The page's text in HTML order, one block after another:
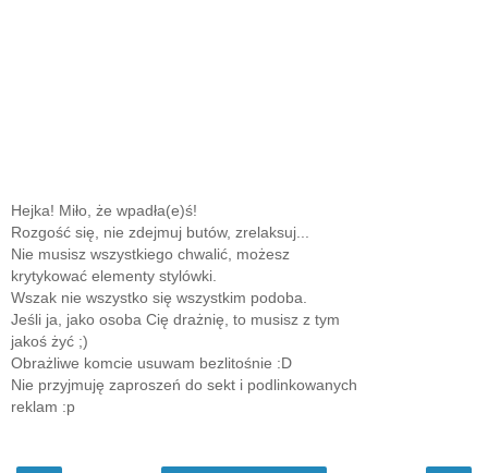
Hejka! Miło, że wpadła(e)ś!
Rozgość się, nie zdejmuj butów, zrelaksuj...
Nie musisz wszystkiego chwalić, możesz
krytykować elementy stylówki.
Wszak nie wszystko się wszystkim podoba.
Jeśli ja, jako osoba Cię drażnię, to musisz z tym
jakoś żyć ;)
Obrażliwe komcie usuwam bezlitośnie :D
Nie przyjmuję zaproszeń do sekt i podlinkowanych
reklam :p